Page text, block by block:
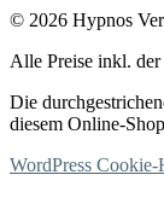
© 2026 Hypnos
Alle Preise inkl.
Die
diesem Online-
WordPress